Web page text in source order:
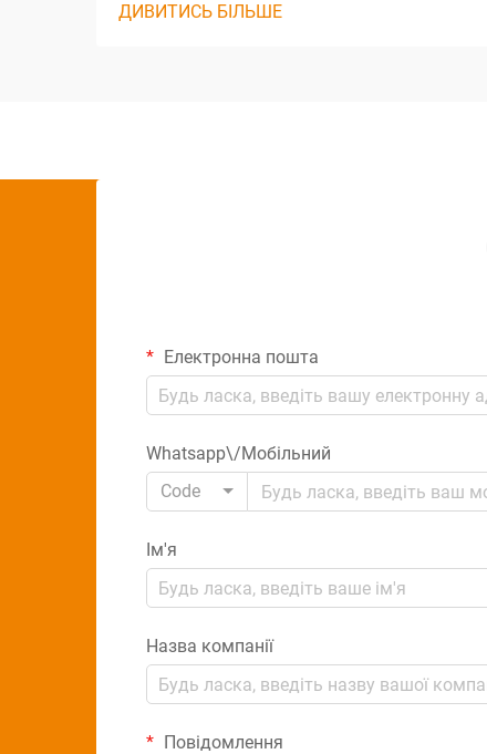
ДИВИТИСЬ БІЛЬШЕ
Електронна пошта
Whatsapp\/Мобільний
Code
Ім'я
Назва компанії
Повідомлення